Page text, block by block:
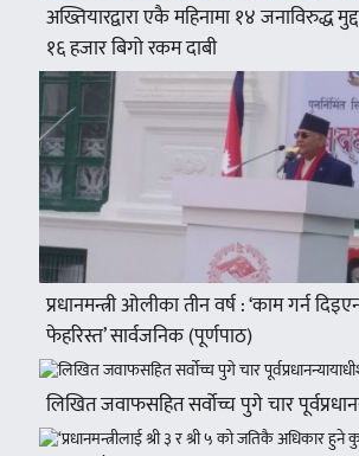
अख्तियारद्वारा एकै महिनामा १४ जनाविरुद्ध
१६ हजार बिगो रकम दाबी
प्रधानमन्त्री ओलीका तीन वर्ष : ‘काम गर्न
फेहरिस्त’ सार्वजनिक (पूर्णपाठ)
लिखित जवाफसहित सर्वोच्च पुगे चार